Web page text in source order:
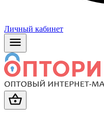
Личный кабинет